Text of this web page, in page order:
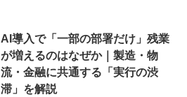
AI導入で「一部の部署だけ」残業
が増えるのはなぜか｜製造・物
流・金融に共通する「実行の渋
滞」を解説